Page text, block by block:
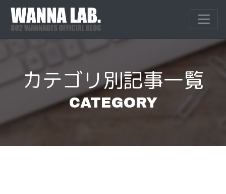
Skip
content
カテゴリ別記事一覧
CATEGORY